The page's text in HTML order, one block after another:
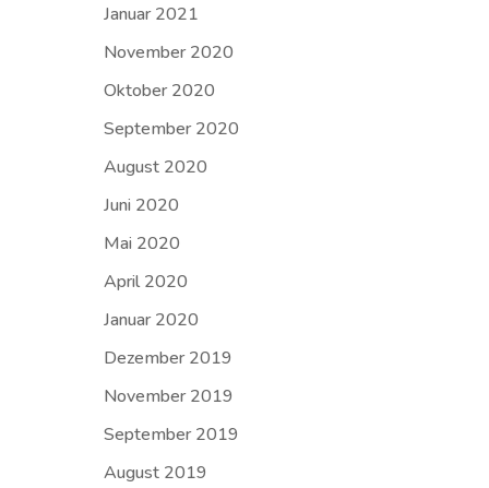
Januar 2021
November 2020
Oktober 2020
September 2020
August 2020
Juni 2020
Mai 2020
April 2020
Januar 2020
Dezember 2019
November 2019
September 2019
August 2019